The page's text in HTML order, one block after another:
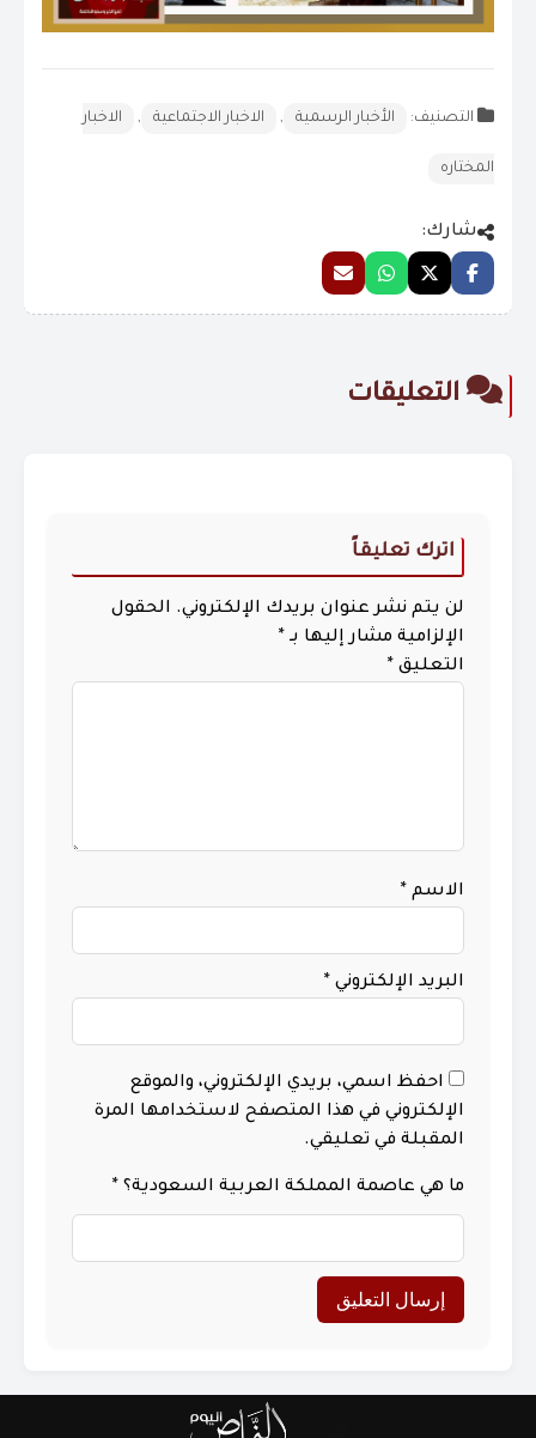
التصنيف: الأخبار الرسمية , الاخبار الاجتماعية , الاخبار
المختاره
شارك:
التعليقات
اترك تعليقاً
لن يتم نشر عنوان بريدك الإلكتروني. الحقول
الإلزامية مشار إليها بـ *
التعليق *
الاسم *
البريد الإلكتروني *
احفظ اسمي، بريدي الإلكتروني، والموقع
الإلكتروني في هذا المتصفح لاستخدامها المرة
المقبلة في تعليقي.
ما هي عاصمة المملكة العربية السعودية؟ *